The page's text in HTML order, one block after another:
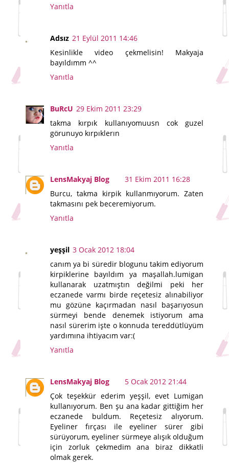
Yanıtla
Adsız 21 Eylül 2011 14:46
Kesinlikle video çekmelisin! Makyaja
bayıldımm ^^
Yanıtla
BuRcU 29 Ekim 2011 23:29
takma kırpık kullanıyomuusn cok guzel
görunuyo kırpıklerın
Yanıtla
LensMakyaj Blog
31 Ekim 2011 16:28
Burcu, takma kirpik kullanmıyorum. Zaten
takmasını pek beceremiyorum.
Yanıtla
yeşşil 3 Ocak 2012 18:04
canım ya bi süredir blogunu takim ediyorum
kirpiklerine bayıldım ya maşallah.lumigan
kullanarak uzatmıştın değilmi peki her
eczanede varmı birde reçetesiz alınabiliyor
mu gözüne kaçırmadan nasıl başarıyosun
sürmeyi bende denemek istiyorum ama
nasıl sürerim işte o konnuda tereddütlüyüm
yardımına ihtiyacım var:(
Yanıtla
LensMakyaj Blog
5 Ocak 2012 21:44
Çok teşekkür ederim yeşşil, evet Lumigan
kullanıyorum. Ben şu ana kadar gittiğim her
eczanede buldum. Reçetesiz alıyorum.
Eyeliner fırçası ile eyeliner sürer gibi
sürüyorum, eyeliner sürmeye alışık olduğum
için zorluk çekmedim ana biraz dikkatli
olmak gerek.